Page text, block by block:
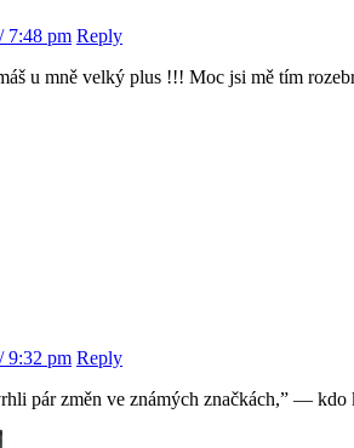
7:48 pm Reply
u mně velký plus !!! Moc jsi mě tím
9:32 pm Reply
pár změn ve známých značkách,” —